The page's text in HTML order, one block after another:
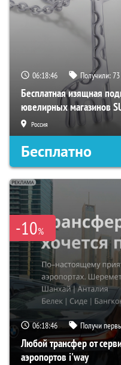
06:18:46 Получили:73
Бесплатная изящная
ювелирных магазинов
Россия
Бесплатно
-10%
06:18:46 Получи
Любой трансфер от
аэропортов i'way